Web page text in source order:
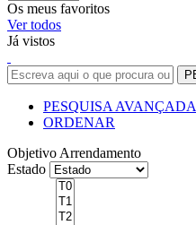
Os meus favoritos
Ver todos
Já vistos
PESQUISA AVANÇADA
ORDENAR
Objetivo Arrendamento
Estado